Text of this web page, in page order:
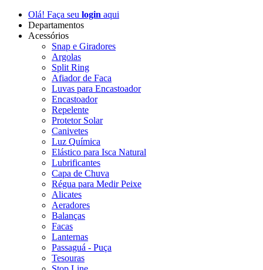
Olá! Faça seu login aqui
Departamentos
Acessórios
Snap e Giradores
Argolas
Split Ring
Afiador de Faca
Luvas para Encastoador
Encastoador
Repelente
Protetor Solar
Canivetes
Luz Química
Elástico para Isca Natural
Lubrificantes
Capa de Chuva
Régua para Medir Peixe
Alicates
Aeradores
Balanças
Facas
Lanternas
Passaguá - Puça
Tesouras